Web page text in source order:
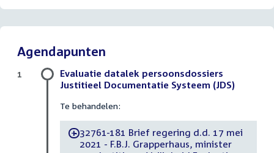
Agendapunten
Evaluatie datalek persoonsdossiers
Justitieel Documentatie Systeem (JDS)
Te behandelen:
-32761-181 Brief regering d.d. 17 mei
2021 - F.B.J. Grapperhaus, minister
1